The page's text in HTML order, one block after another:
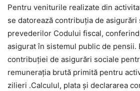
Pentru veniturile realizate din
se datorează contribuţia de asigurări
prevederilor Codului fiscal,
asigurat în sistemul public de pensii.
contribuţiei de asigurări sociale
remuneraţia brută primită pentru
zilieri .Calculul, plata şi declararea